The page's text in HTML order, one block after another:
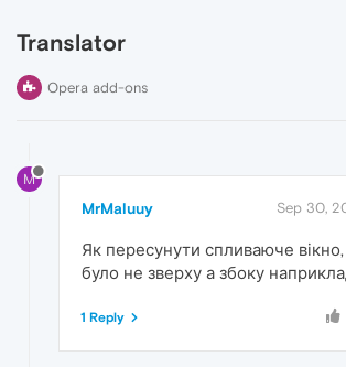
Translator
Opera add-ons
M
MrMaluuy Sep 30,
Як пересунути спливаюче
було не зверху а збоку
1 Reply